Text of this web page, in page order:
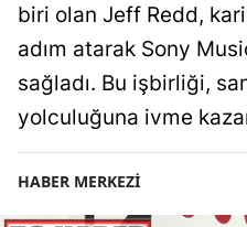
biri olan Jeff Redd,
adım atarak Sony
sağladı. Bu işbirliği,
yolculuğuna ivme
HABER MERKEZİ